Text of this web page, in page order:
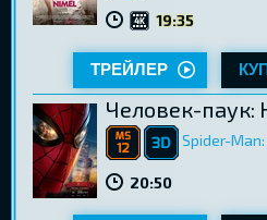
19:35
ТРЕЙЛЕР
Человек-паук:
Spider-
20:50